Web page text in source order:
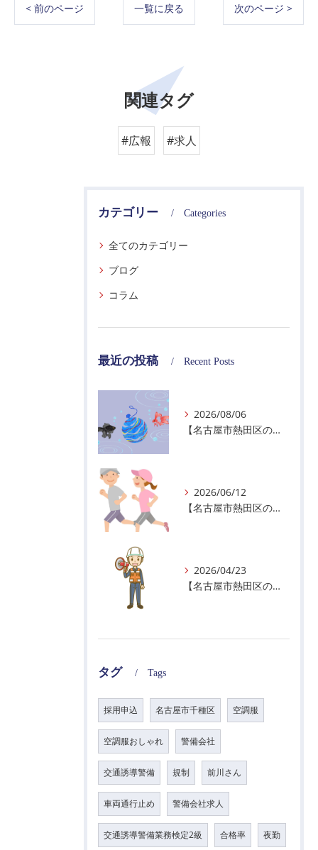
< 前のページ 一覧に戻る 次のページ >
関連タグ
#広報 #求人
カテゴリー Categories
全てのカテゴリー
ブログ
コラム
最近の投稿 Recent Posts
2026/08/06
【名古屋市熱田区の警備会社】夏季休業のお知らせ
2026/06/12
【名古屋市熱田区の警備会社】暑熱順化で熱中症対策を！
2026/04/23
【名古屋市熱田区の警備会社】GWの面接状況について！
タグ Tags
採用申込 名古屋市千種区 空調服
空調服おしゃれ 警備会社
交通誘導警備 規制 前川さん
車両通行止め 警備会社求人
交通誘導警備業務検定2級 合格率 夜勤